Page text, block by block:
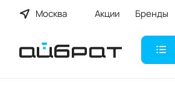
Москва Акции Бренды